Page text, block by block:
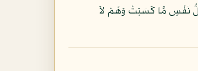
إِلَى اللّهِ ثُمَّ تُوَفَّى كُلُّ نَفْسٍ مَّا كَسَبَتْ وَهُمْ لاَ